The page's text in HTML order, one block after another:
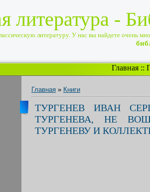
литература -
литературу. У нас вы найдете очень
Главная ::
Главная » Книги
ТУРГЕНЕВ ИВАН
ТУРГЕНЕВА, НЕ
ТУРГЕНЕВУ И